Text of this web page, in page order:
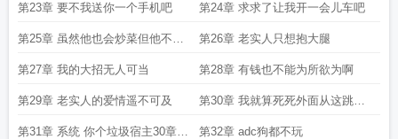
第23章 要不我送你一个手机吧 第24章 求求了让我开一会儿车吧
第25章 虽然他也会炒菜但他不是
美食家王刚
第26章 老实人只想抱大腿
第27章 我的大招无人可当 第28章 有钱也不能为所欲为啊
第29章 老实人的爱情遥不可及 第30章 我就算死死外面从这跳下
去都不会给你当小三
第31章 系统 你个垃圾宿主30章了 第32章 adc狗都不玩